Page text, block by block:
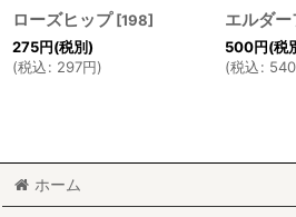
ローズヒップ [198]
275円(税別)
(税込: 297円)
エルダ
500円(税
(税込: 540
ホーム